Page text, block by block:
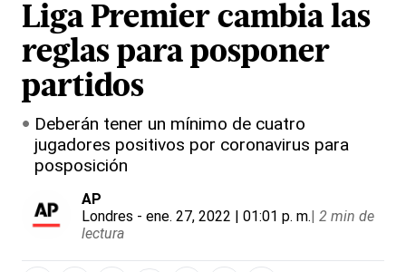
Liga Premier cambia las
reglas para posponer
partidos
Deberán tener un mínimo de cuatro
jugadores positivos por coronavirus para
posposición
AP
Londres - ene. 27, 2022 | 01:01 p. m.| 2 min de
lectura